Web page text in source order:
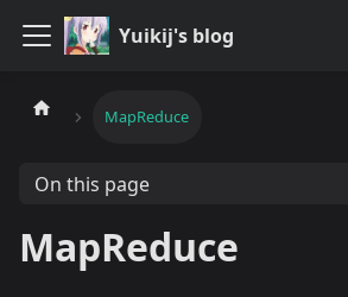
Yuikij's blog
MapReduce
On this page
MapReduce